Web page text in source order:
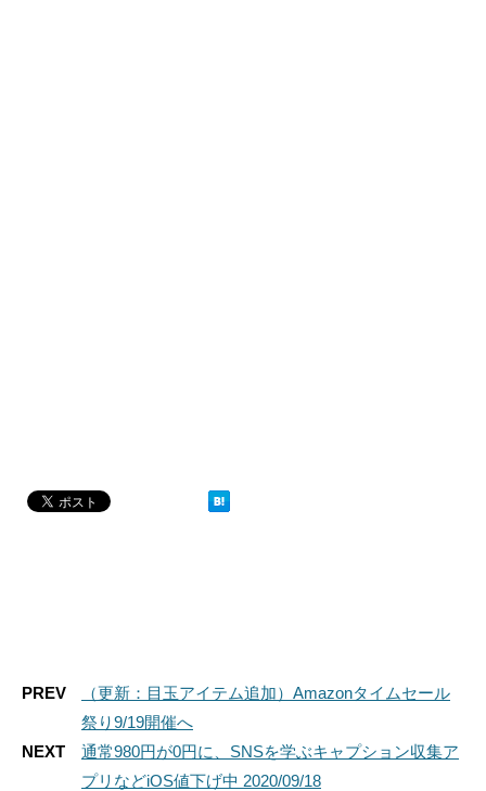
PREV
（更新：目玉アイテム追加）Amazonタイムセール
祭り9/19開催へ
NEXT
通常980円が0円に、SNSを学ぶキャプション収集ア
プリなどiOS値下げ中 2020/09/18